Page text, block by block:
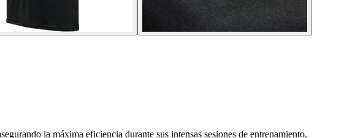
la máxima eficiencia durante sus intensas sesiones de entrenamiento.